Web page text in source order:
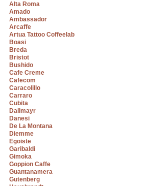
Alta Roma
Amado
Ambassador
Arcaffe
Artua Tattoo Coffeelab
Boasi
Breda
Bristot
Bushido
Cafe Creme
Cafecom
Caracolillo
Carraro
Cubita
Dallmayr
Danesi
De La Montana
Diemme
Egoiste
Garibaldi
Gimoka
Goppion Caffe
Guantanamera
Gutenberg